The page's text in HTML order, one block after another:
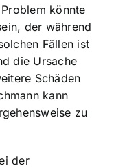
könnte
der während
Fällen ist
die Ursache
Schäden
kann
zu
der